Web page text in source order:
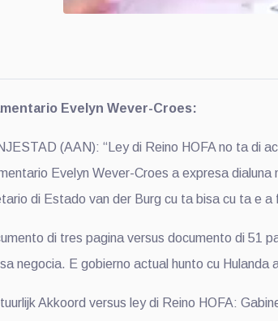
Evelyn Wever-Croes:
(AAN): “Ley di Reino HOFA no ta di
Evelyn Wever-Croes a expresa
di Estado van der Burg cu ta bisa cu ta e a
di tres pagina versus documento di 51
negocia. E gobierno actual hunto cu
Akkoord versus ley di Reino HOFA: